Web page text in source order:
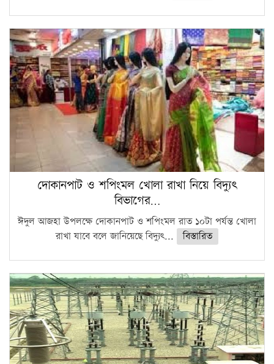
দোকানপাট ও শপিংমল খোলা রাখা নিয়ে বিদ্যুৎ
বিভাগের…
ঈদুল আজহা উপলক্ষে দোকানপাট ও শপিংমল রাত ১০টা পর্যন্ত খোলা
রাখা যাবে বলে জানিয়েছে বিদ্যুৎ...
বিস্তারিত